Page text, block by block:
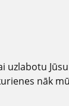
uzlabotu
nāk